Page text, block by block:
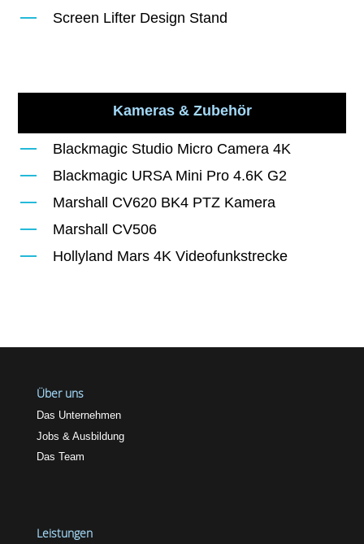
Screen Lifter Design Stand
Kameras & Zubehör
Blackmagic Studio Micro Camera 4K
Blackmagic URSA Mini Pro 4.6K G2
Marshall CV620 BK4 PTZ Kamera
Marshall CV506
Hollyland Mars 4K Videofunkstrecke
Über uns
Das Unternehmen
Jobs & Ausbildung
Das Team
Leistungen